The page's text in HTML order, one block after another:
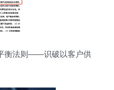
衡法则——识破以客户供